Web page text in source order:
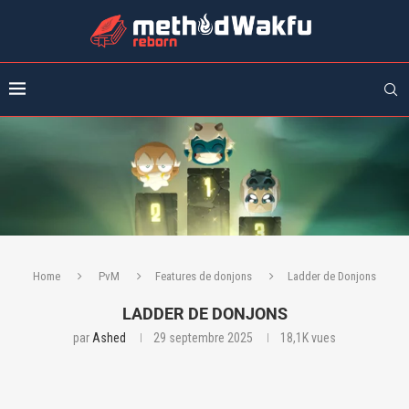
Home PvM Features de donjons Ladder de Donjons
LADDER DE DONJONS
par Ashed 29 septembre 2025 18,1Kvues